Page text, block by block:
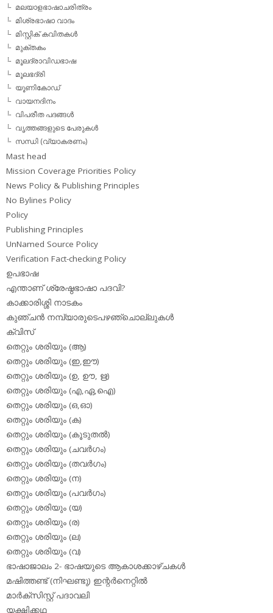
മലയാളഭാഷാചരിത്രം
മിശ്രഭാഷാ വാദം
മിസ്റ്റിക് കവിതകള്‍
മുക്തകം
മൂലദ്രാവിഡഭാഷ
മൂലഭദ്രി
യൂണികോഡ്
വായനദിനം
വിപരീത പദങ്ങള്‍
വൃത്തങ്ങളുടെ പേരുകള്‍
സന്ധി (വ്യാകരണം)
Mast head
Mission Coverage Priorities Policy
News Policy & Publishing Principles
No Bylines Policy
Policy
Publishing Principles
UnNamed Source Policy
Verification Fact-checking Policy
ഉപഭാഷ
എന്താണ് ശ്രേഷ്ഠഭാഷാ പദവി?
കാക്കാരിശ്ശി നാടകം
കുഞ്ചന്‍ നമ്പ്യാരുടെപഴഞ്ചൊല്ലുകള്‍
ക്വിസ്
തെറ്റും ശരിയും (ആ)
തെറ്റും ശരിയും (ഇ,ഈ)
തെറ്റും ശരിയും (ഉ, ഊ, ഋ)
തെറ്റും ശരിയും (എ,ഏ,ഐ)
തെറ്റും ശരിയും (ഒ,ഓ)
തെറ്റും ശരിയും (ക)
തെറ്റും ശരിയും (കൂടുതല്‍)
തെറ്റും ശരിയും (ചവര്‍ഗം)
തെറ്റും ശരിയും (തവര്‍ഗം)
തെറ്റും ശരിയും (ന)
തെറ്റും ശരിയും (പവര്‍ഗം)
തെറ്റും ശരിയും (യ)
തെറ്റും ശരിയും (ര)
തെറ്റും ശരിയും (ല)
തെറ്റും ശരിയും (വ)
ഭാഷാജാലം 2- ഭാഷയുടെ ആകാശക്കാഴ്ചകള്‍
മഷിത്തണ്ട് (നിഘണ്ടു) ഇന്റര്‍നെറ്റില്‍
മാര്‍ക്‌സിസ്റ്റ് പദാവലി
യക്ഷിക്കഥ